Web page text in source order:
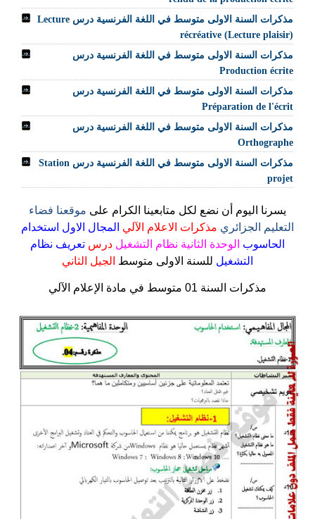
مذكرات السنة الاولى متوسط في اللغة الفرنسية درس Lecture
récréative (Lecture plaisir)
مذكرات السنة الاولى متوسط في اللغة الفرنسية درس
Production écrite
مذكرات السنة الاولى متوسط في اللغة الفرنسية درس
Préparation de l'écrit
مذكرات السنة الاولى متوسط في اللغة الفرنسية درس
Orthographe
مذكرات السنة الاولى متوسط في اللغة الفرنسية درس Station
projet
يسرنا اليوم أن نضع لكل متابعينا الكرام على موقعنا فضاء
التعليم الجزائري مذكرات الاعلام الآلي المجال الاول استخدام
الحاسوب الوحدة الثانية نظام التشغيل درس تعريف نظام
التشغيل للسنة الاولى متوسط الجيل الثاني
مذكرات السنة 01 متوسط في مادة الإعلام الآلي